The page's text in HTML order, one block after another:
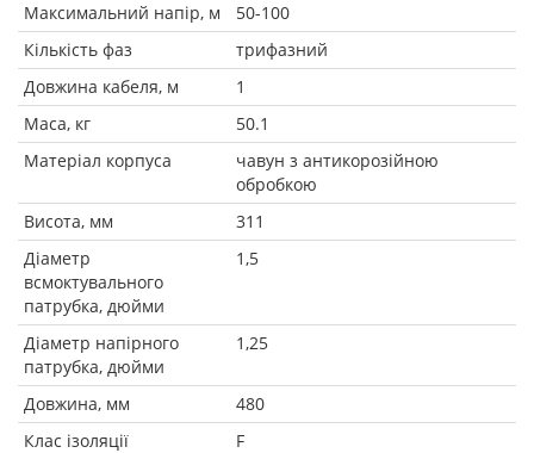
Максимальний напір, м
50-100
Кількість фаз
трифазний
Довжина кабеля, м
1
Маса, кг
50.1
Матеріал корпуса
чавун з антикорозійною
обробкою
Висота, мм
311
Діаметр
всмоктувального
патрубка, дюйми
1,5
Діаметр напірного
патрубка, дюйми
1,25
Довжина, мм
480
Клас ізоляції
F